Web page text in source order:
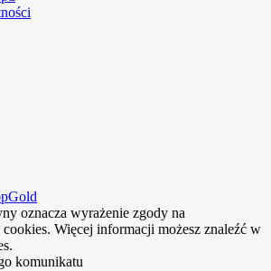
oznacza wyrażenie zgody na
Więcej informacji możesz znaleźć w
komunikatu